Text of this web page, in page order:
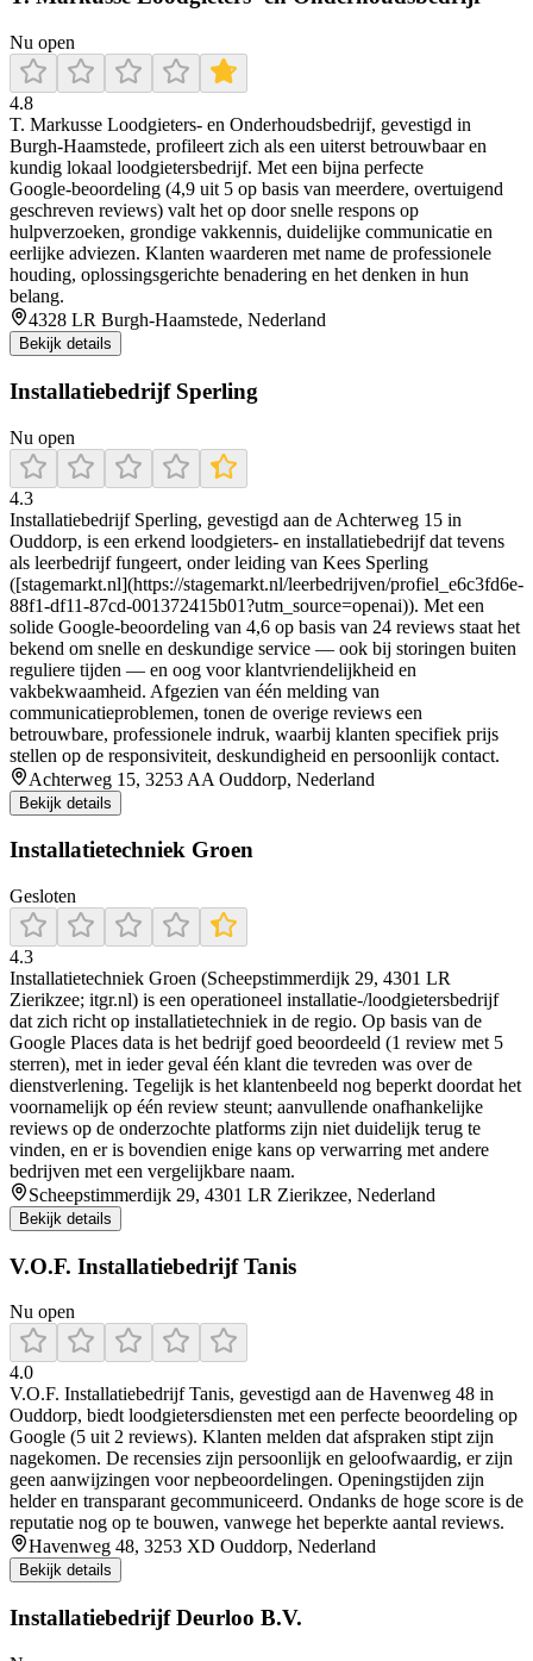
Nu open
4.8
T. Markusse Loodgieters‑ en Onderhoudsbedrijf, gevestigd in
Burgh‑Haamstede, profileert zich als een uiterst betrouwbaar en
kundig lokaal loodgietersbedrijf. Met een bijna perfecte
Google‑beoordeling (4,9 uit 5 op basis van meerdere, overtuigend
geschreven reviews) valt het op door snelle respons op
hulpverzoeken, grondige vakkennis, duidelijke communicatie en
eerlijke adviezen. Klanten waarderen met name de professionele
houding, oplossingsgerichte benadering en het denken in hun
belang.
4328 LR Burgh-Haamstede, Nederland
Bekijk details
Installatiebedrijf Sperling
Nu open
4.3
Installatiebedrijf Sperling, gevestigd aan de Achterweg 15 in
Ouddorp, is een erkend loodgieters- en installatiebedrijf dat tevens
als leerbedrijf fungeert, onder leiding van Kees Sperling
([stagemarkt.nl](https://stagemarkt.nl/leerbedrijven/profiel_e6c3fd6e-
88f1-df11-87cd-001372415b01?utm_source=openai)). Met een
solide Google-beoordeling van 4,6 op basis van 24 reviews staat het
bekend om snelle en deskundige service — ook bij storingen buiten
reguliere tijden — en oog voor klantvriendelijkheid en
vakbekwaamheid. Afgezien van één melding van
communicatieproblemen, tonen de overige reviews een
betrouwbare, professionele indruk, waarbij klanten specifiek prijs
stellen op de responsiviteit, deskundigheid en persoonlijk contact.
Achterweg 15, 3253 AA Ouddorp, Nederland
Bekijk details
Installatietechniek Groen
Gesloten
4.3
Installatietechniek Groen (Scheepstimmerdijk 29, 4301 LR
Zierikzee; itgr.nl) is een operationeel installatie-/loodgietersbedrijf
dat zich richt op installatietechniek in de regio. Op basis van de
Google Places data is het bedrijf goed beoordeeld (1 review met 5
sterren), met in ieder geval één klant die tevreden was over de
dienstverlening. Tegelijk is het klantenbeeld nog beperkt doordat het
voornamelijk op één review steunt; aanvullende onafhankelijke
reviews op de onderzochte platforms zijn niet duidelijk terug te
vinden, en er is bovendien enige kans op verwarring met andere
bedrijven met een vergelijkbare naam.
Scheepstimmerdijk 29, 4301 LR Zierikzee, Nederland
Bekijk details
V.O.F. Installatiebedrijf Tanis
Nu open
4.0
V.O.F. Installatiebedrijf Tanis, gevestigd aan de Havenweg 48 in
Ouddorp, biedt loodgietersdiensten met een perfecte beoordeling op
Google (5 uit 2 reviews). Klanten melden dat afspraken stipt zijn
nagekomen. De recensies zijn persoonlijk en geloofwaardig, er zijn
geen aanwijzingen voor nepbeoordelingen. Openingstijden zijn
helder en transparant gecommuniceerd. Ondanks de hoge score is de
reputatie nog op te bouwen, vanwege het beperkte aantal reviews.
Havenweg 48, 3253 XD Ouddorp, Nederland
Bekijk details
Installatiebedrijf Deurloo B.V.